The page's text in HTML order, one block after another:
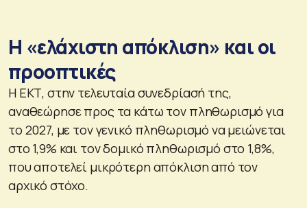
Η «ελάχιστη απόκλιση» και οι
προοπτικές
Η ΕΚΤ, στην τελευταία συνεδρίασή της,
αναθεώρησε προς τα κάτω τον πληθωρισμό για
το 2027, με τον γενικό πληθωρισμό να μειώνεται
στο 1,9% και τον δομικό πληθωρισμό στο 1,8%,
που αποτελεί μικρότερη απόκλιση από τον
αρχικό στόχο.